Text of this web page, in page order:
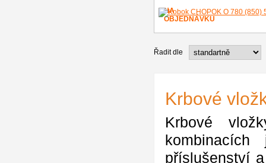
NA
OBJEDNÁVKU
Řadit dle
Krbové
Krbové
příslušenství